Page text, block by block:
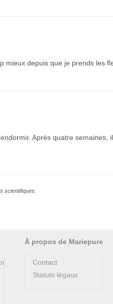
mieux depuis que je prends les
Après quatre semaines,
scientifiques.
À propos de Mariepure
Contact
Statuts légaux